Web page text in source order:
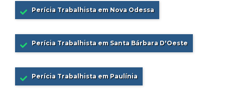
Perícia Trabalhista em Nova Odessa
Perícia Trabalhista em Santa Bárbara D'Oeste
Perícia Trabalhista em Paulínia